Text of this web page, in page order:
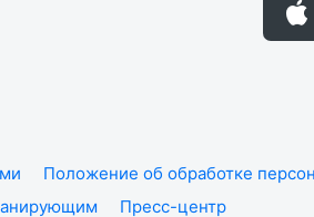
Положение об обработке
Пресс-центр